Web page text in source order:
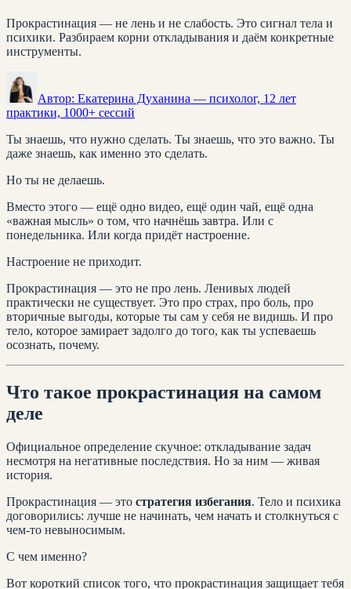
Прокрастинация — не лень и не слабость. Это сигнал тела и
психики. Разбираем корни откладывания и даём конкретные
инструменты.
Автор: Екатерина Духанина — психолог, 12 лет
практики, 1000+ сессий
Ты знаешь, что нужно сделать. Ты знаешь, что это важно. Ты
даже знаешь, как именно это сделать.
Но ты не делаешь.
Вместо этого — ещё одно видео, ещё один чай, ещё одна
«важная мысль» о том, что начнёшь завтра. Или с
понедельника. Или когда придёт настроение.
Настроение не приходит.
Прокрастинация — это не про лень. Ленивых людей
практически не существует. Это про страх, про боль, про
вторичные выгоды, которые ты сам у себя не видишь. И про
тело, которое замирает задолго до того, как ты успеваешь
осознать, почему.
Что такое прокрастинация на самом
деле
Официальное определение скучное: откладывание задач
несмотря на негативные последствия. Но за ним — живая
история.
Прокрастинация — это стратегия избегания. Тело и психика
договорились: лучше не начинать, чем начать и столкнуться с
чем-то невыносимым.
С чем именно?
Вот короткий список того, что прокрастинация защищает тебя